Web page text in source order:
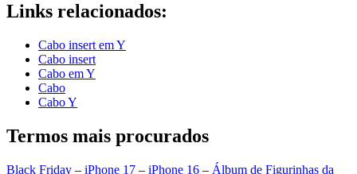
Links relacionados:
Cabo insert em Y
Cabo insert
Cabo em Y
Cabo
Cabo Y
Termos mais procurados
Black Friday – iPhone 17 – iPhone 16 – Álbum de Figurinhas da